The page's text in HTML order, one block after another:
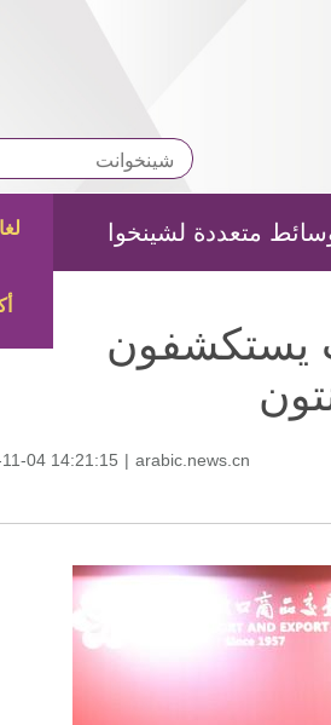
متعددة لشينخوا
يستكشفون
04 14:21:15 | arabic.news.cn